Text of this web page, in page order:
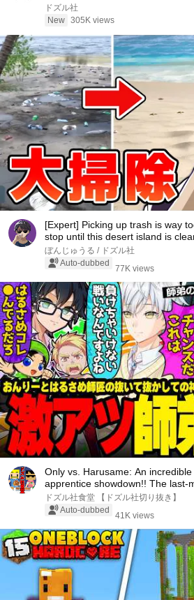
ドズル社
New 305K views
[Expert] Picking up trash is way
stop until this desert island is
ぼんじゅうる / ドズル社
Auto-dubbed
77K views
Only vs. Harusame: An
apprentice showdown!! The last-
was in...
ドズル社食堂 【ドズル社切り抜き】
Auto-dubbed
41K views